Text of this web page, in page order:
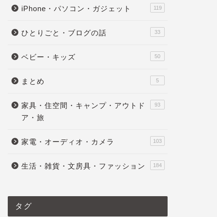
iPhone・パソコン・ガジェット 119
ひとりごと・ブログの話 33
ベビー・キッズ 50
まとめ 5
家具・住空間・キャンプ・アウトド
ア・旅
93
家電・オーディオ・カメラ 103
生活・雑貨・文房具・ファッション 184
タグ